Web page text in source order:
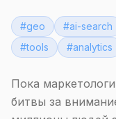
#geo #ai-search
#tools #analytics
Пока
битвы за